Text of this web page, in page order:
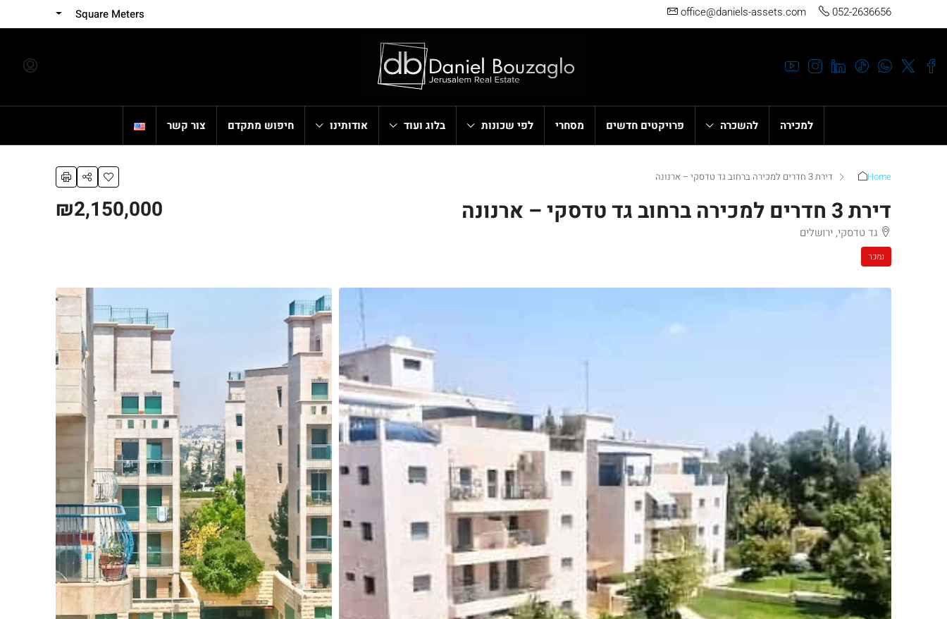
052-2636656
office@daniels-assets.com
Square Meters
למכירה להשכרה פרויקטים חדשים מסחרי לפי שכונות בלוג ועוד אודותינו חיפוש מתקדם צור קשר
Home דירת 3 חדרים למכירה ברחוב גד טדסקי – ארנונה
דירת 3 חדרים למכירה ברחוב גד טדסקי – ארנונה
גד טדסקי, ירושלים
נמכר
₪2,150,000